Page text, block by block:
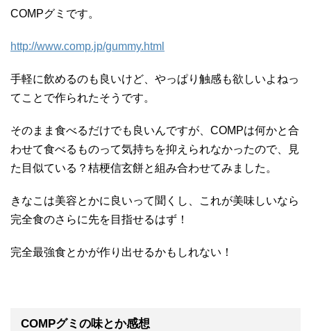
COMPグミです。
http://www.comp.jp/gummy.html
手軽に飲めるのも良いけど、やっぱり触感も欲しいよねっ
てことで作られたそうです。
そのまま食べるだけでも良いんですが、COMPは何かと合
わせて食べるものって気持ちを抑えられなかったので、見
た目似ている？桔梗信玄餅と組み合わせてみました。
きなこは美容とかに良いって聞くし、これが美味しいなら
完全食のさらに先を目指せるはず！
完全最強食とかが作り出せるかもしれない！
COMPグミの味とか感想